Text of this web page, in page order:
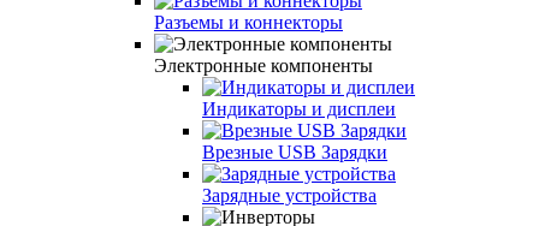
Разъемы и коннекторы
Электронные компоненты
Индикаторы и дисплеи
Врезные USB Зарядки
Зарядные устройства